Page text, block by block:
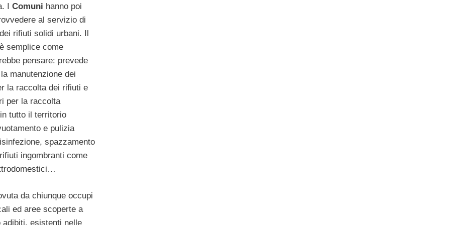
I Comuni hanno poi
al servizio di
rifiuti solidi urbani. Il
semplice come
pensare: prevede
manutenzione dei
la raccolta dei rifiuti e
per la raccolta
tutto il territorio
e pulizia
spazzamento
ingombranti come
da chiunque occupi
ed aree scoperte a
adibiti, esistenti nelle